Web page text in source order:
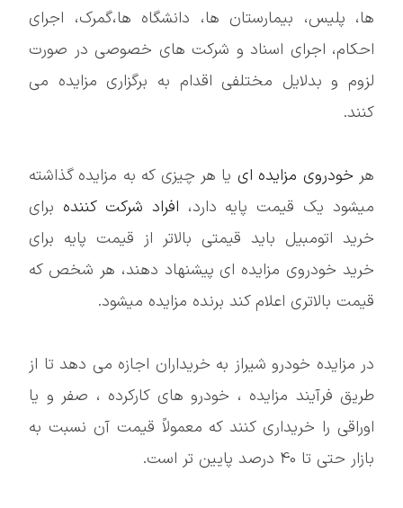
ها، پلیس، بیمارستان ها، دانشگاه ها،گمرک، اجرای
احکام، اجرای اسناد و شرکت های خصوصی در صورت
لزوم و بدلایل مختلفی اقدام به برگزاری مزایده می
کنند.
هر خودروی مزایده ای یا هر چیزی که به مزایده گذاشته
میشود یک قیمت پایه دارد، افراد شرکت کننده برای
خرید اتومبیل باید قیمتی بالاتر از قیمت پایه برای
خرید خودروی مزایده ای پیشنهاد دهند، هر شخص که
قیمت بالاتری اعلام کند برنده مزایده میشود.
در مزایده خودرو شیراز به خریداران اجازه می دهد تا از
طریق فرآیند مزایده ، خودرو های کارکرده ، صفر و یا
اوراقی را خریداری کنند که معمولاً قیمت آن نسبت به
بازار حتی تا 40 درصد پایین تر است.